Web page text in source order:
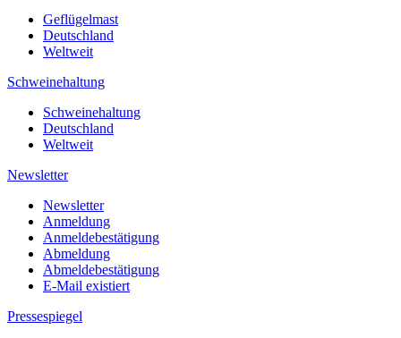
Geflügelmast
Deutschland
Weltweit
Schweinehaltung
Schweinehaltung
Deutschland
Weltweit
Newsletter
Newsletter
Anmeldung
Anmeldebestätigung
Abmeldung
Abmeldebestätigung
E-Mail existiert
Pressespiegel